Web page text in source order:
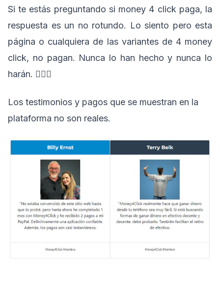
Si te estás preguntando si money 4 click paga, la
respuesta es un no rotundo. Lo siento pero esta
página o cualquiera de las variantes de 4 money
click, no pagan. Nunca lo han hecho y nunca lo
harán. 🤷🏽‍♂️
Los testimonios y pagos que se muestran en la
plataforma no son reales.